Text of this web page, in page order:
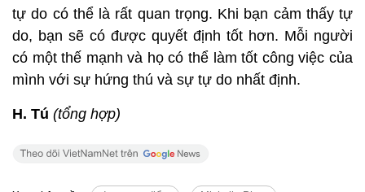
tự do có thể là rất quan trọng. Khi bạn cảm thấy tự
do, bạn sẽ có được quyết định tốt hơn. Mỗi người
có một thế mạnh và họ có thể làm tốt công việc của
mình với sự hứng thú và sự tự do nhất định.
H. Tú (tổng hợp)